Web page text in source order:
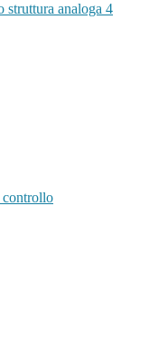
analoga 4
controllo